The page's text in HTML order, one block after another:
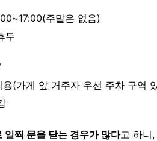
주말은 없음)
무
(가게 앞 거주자 우선 주차 구역
일찍 문을 닫는 경우가 많다고 하니,